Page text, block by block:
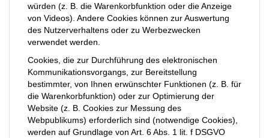
würden (z. B. die Warenkorbfunktion oder die Anzeige
von Videos). Andere Cookies können zur Auswertung
des Nutzerverhaltens oder zu Werbezwecken
verwendet werden.
Cookies, die zur Durchführung des elektronischen
Kommunikationsvorgangs, zur Bereitstellung
bestimmter, von Ihnen erwünschter Funktionen (z. B. für
die Warenkorbfunktion) oder zur Optimierung der
Website (z. B. Cookies zur Messung des
Webpublikums) erforderlich sind (notwendige Cookies),
werden auf Grundlage von Art. 6 Abs. 1 lit. f DSGVO